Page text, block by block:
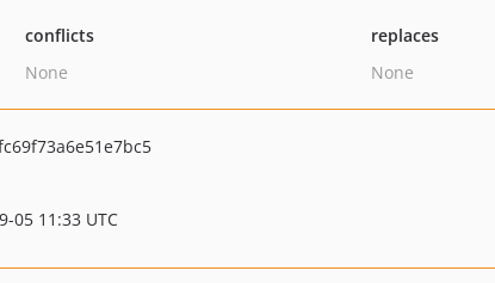
conflicts
None
replaces
None
05 11:33 UTC